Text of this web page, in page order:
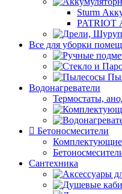
Sturm
PATRIOT
Все для уборки
Водонагреватели
Термостаты,
Бетоносмесители
Комплектующие
Сантехника